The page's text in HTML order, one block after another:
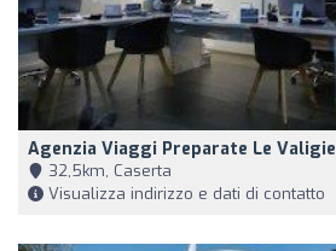
Agenzia Viaggi Preparate Le Valigie
32,5km, Caserta
Visualizza indirizzo e dati di contatto